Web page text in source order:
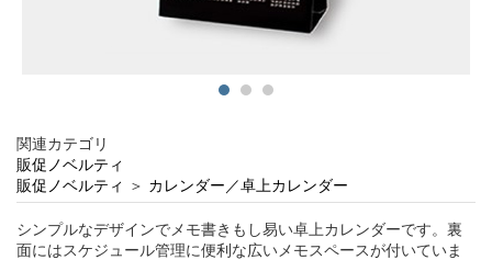
関連カテゴリ
販促ノベルティ
販促ノベルティ
＞ カレンダー／卓上カレンダー
シンプルなデザインでメモ書きもし易い卓上カレンダーです。裏
面にはスケジュール管理に便利な広いメモスペースが付いていま